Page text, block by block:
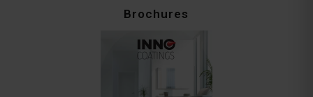
Brochures